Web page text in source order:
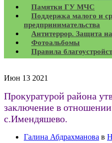
Памятки ГУ МЧС
Поддержка малого и
предпринимательства
Антитеррор. Защита
Фотоальбомы
Правила
Июн 13 2021
Прокуратурой района
заключение в
с.Имендяшево.
Галина Абдрахманова в